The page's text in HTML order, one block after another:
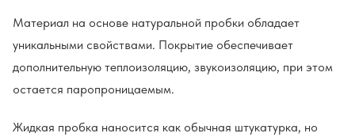
Материал на основе натуральной пробки обладает
уникальными свойствами. Покрытие обеспечивает
дополнительную теплоизоляцию, звукоизоляцию, при этом
остается паропроницаемым.
Жидкая пробка наносится как обычная штукатурка, но